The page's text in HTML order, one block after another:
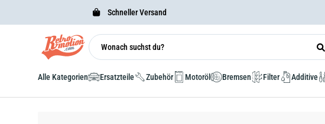
Schneller Versand
Alle Kategorien Ersatzteile Zubehör Motoröl Bremsen Filter Additive